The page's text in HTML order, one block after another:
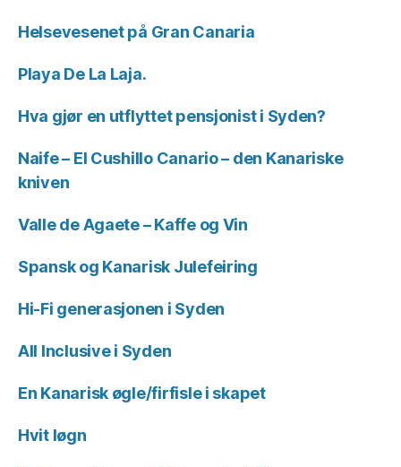
Helsevesenet på Gran Canaria
Playa De La Laja.
Hva gjør en utflyttet pensjonist i Syden?
Naife – El Cushillo Canario – den Kanariske
kniven
Valle de Agaete – Kaffe og Vin
Spansk og Kanarisk Julefeiring
Hi-Fi generasjonen i Syden
All Inclusive i Syden
En Kanarisk øgle/firfisle i skapet
Hvit løgn